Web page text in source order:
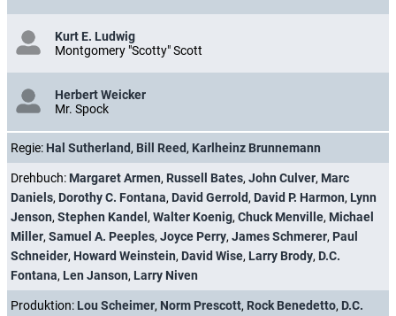
Kurt E. Ludwig
Montgomery "Scotty" Scott
Herbert Weicker
Mr. Spock
Regie: Hal Sutherland, Bill Reed, Karlheinz Brunnemann
Drehbuch: Margaret Armen, Russell Bates, John Culver, Marc
Daniels, Dorothy C. Fontana, David Gerrold, David P. Harmon, Lynn
Jenson, Stephen Kandel, Walter Koenig, Chuck Menville, Michael
Miller, Samuel A. Peeples, Joyce Perry, James Schmerer, Paul
Schneider, Howard Weinstein, David Wise, Larry Brody, D.C.
Fontana, Len Janson, Larry Niven
Produktion: Lou Scheimer, Norm Prescott, Rock Benedetto, D.C.